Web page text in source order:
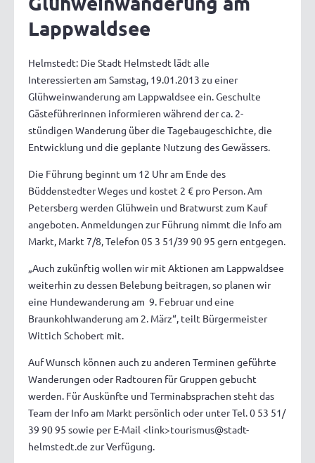
Lappwaldsee
Helmstedt: Die Stadt Helmstedt lädt alle
Interessierten am Samstag, 19.01.2013 zu einer
Glühweinwanderung am Lappwaldsee ein. Geschulte
Gästeführerinnen informieren während der ca. 2-
stündigen Wanderung über die Tagebaugeschichte, die
Entwicklung und die geplante Nutzung des Gewässers.
Die Führung beginnt um 12 Uhr am Ende des
Büddenstedter Weges und kostet 2 € pro Person. Am
Petersberg werden Glühwein und Bratwurst zum Kauf
angeboten. Anmeldungen zur Führung nimmt die Info am
Markt, Markt 7/8, Telefon 05 3 51/39 90 95 gern entgegen.
„Auch zukünftig wollen wir mit Aktionen am Lappwaldsee
weiterhin zu dessen Belebung beitragen, so planen wir
eine Hundewanderung am 9. Februar und eine
Braunkohlwanderung am 2. März“, teilt Bürgermeister
Wittich Schobert mit.
Auf Wunsch können auch zu anderen Terminen geführte
Wanderungen oder Radtouren für Gruppen gebucht
werden. Für Auskünfte und Terminabsprachen steht das
Team der Info am Markt persönlich oder unter Tel. 0 53 51/
39 90 95 sowie per E-Mail <link>tourismus@stadt-
helmstedt.de zur Verfügung.